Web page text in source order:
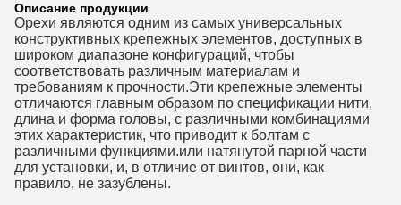
Описание продукции
Орехи являются одним из самых универсальных
конструктивных крепежных элементов, доступных в
широком диапазоне конфигураций, чтобы
соответствовать различным материалам и
требованиям к прочности.Эти крепежные элементы
отличаются главным образом по спецификации нити,
длина и форма головы, с различными комбинациями
этих характеристик, что приводит к болтам с
различными функциями.или натянутой парной части
для установки, и, в отличие от винтов, они, как
правило, не зазублены.